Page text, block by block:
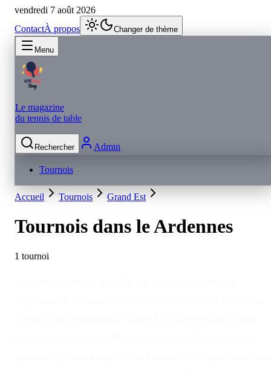
vendredi 7 août 2026
ContactÀ propos Changer de thème
Menu
Le magazine
du tennis de table
Rechercher Admin
Tournois
Accueil Tournois Grand Est
Tournois dans leArdennes
1 tournoi